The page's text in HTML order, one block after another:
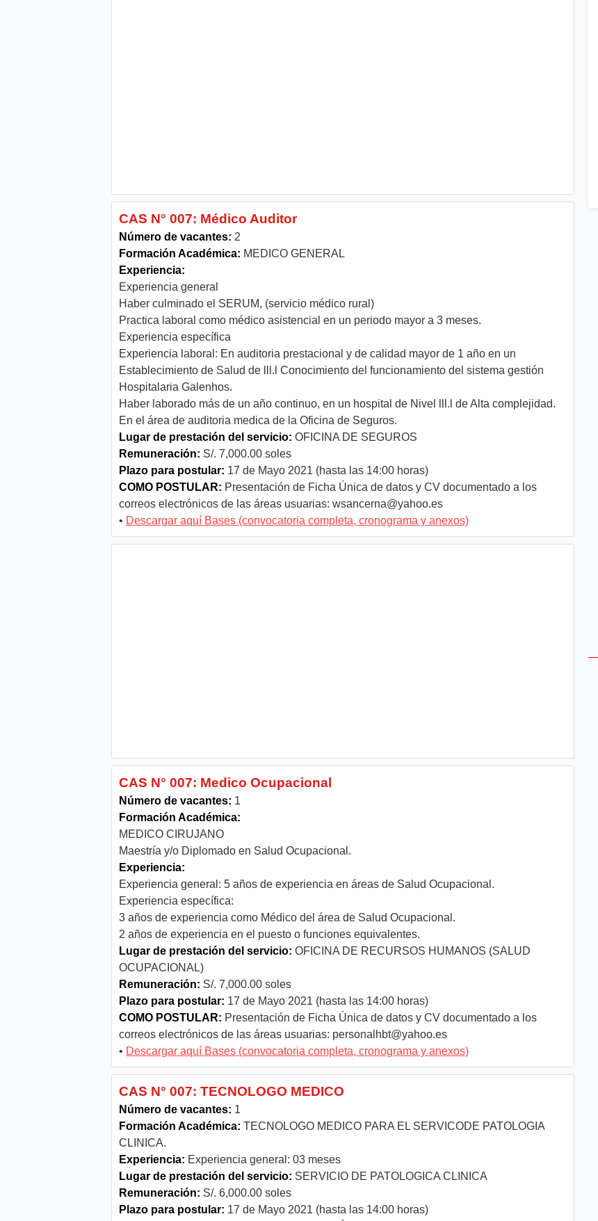
CAS N° 007: Médico Auditor
Número de vacantes: 2
Formación Académica: MEDICO GENERAL
Experiencia:
Experiencia general
Haber culminado el SERUM, (servicio médico rural)
Practica laboral como médico asistencial en un periodo mayor a 3 meses.
Experiencia específica
Experiencia laboral: En auditoria prestacional y de calidad mayor de 1 año en un
Establecimiento de Salud de lll.l Conocimiento del funcionamiento del sistema gestión
Hospitalaria Galenhos.
Haber laborado más de un año continuo, en un hospital de Nivel lll.l de Alta complejidad.
En el área de auditoria medica de la Oficina de Seguros.
Lugar de prestación del servicio: OFICINA DE SEGUROS
Remuneración: S/. 7,000.00 soles
Plazo para postular: 17 de Mayo 2021 (hasta las 14:00 horas)
COMO POSTULAR: Presentación de Ficha Única de datos y CV documentado a los
correos electrónicos de las áreas usuarias: wsancerna@yahoo.es
• Descargar aquí Bases (convocatoria completa, cronograma y anexos)
CAS N° 007: Medico Ocupacional
Número de vacantes: 1
Formación Académica:
MEDICO CIRUJANO
Maestría y/o Diplomado en Salud Ocupacional.
Experiencia:
Experiencia general: 5 años de experiencia en áreas de Salud Ocupacional.
Experiencia específica:
3 años de experiencia como Médico del área de Salud Ocupacional.
2 años de experiencia en el puesto o funciones equivalentes.
Lugar de prestación del servicio: OFICINA DE RECURSOS HUMANOS (SALUD
OCUPACIONAL)
Remuneración: S/. 7,000.00 soles
Plazo para postular: 17 de Mayo 2021 (hasta las 14:00 horas)
COMO POSTULAR: Presentación de Ficha Única de datos y CV documentado a los
correos electrónicos de las áreas usuarias: personalhbt@yahoo.es
• Descargar aquí Bases (convocatoria completa, cronograma y anexos)
CAS N° 007: TECNOLOGO MEDICO
Número de vacantes: 1
Formación Académica: TECNOLOGO MEDICO PARA EL SERVICODE PATOLOGIA
CLINICA.
Experiencia: Experiencia general: 03 meses
Lugar de prestación del servicio: SERVICIO DE PATOLOGICA CLINICA
Remuneración: S/. 6,000.00 soles
Plazo para postular: 17 de Mayo 2021 (hasta las 14:00 horas)